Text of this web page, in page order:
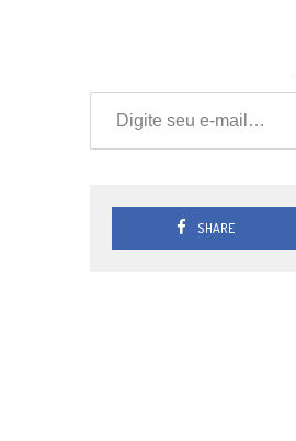
Digite seu e-mail…
SHARE